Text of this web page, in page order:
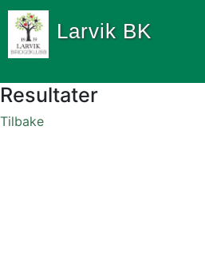
Larvik BK
Resultater
Tilbake